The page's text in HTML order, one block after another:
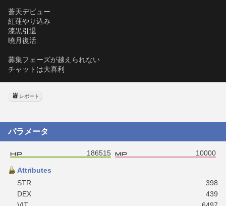
蒼天デビュー
紅蓮やり込み
漆黒引退
曉月復活
募集フェーズが越えられない
チャットは大喜利
レポート
パラメータ
186515 10000
Attributes
STR
398
DEX
439